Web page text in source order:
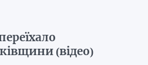
(відео)